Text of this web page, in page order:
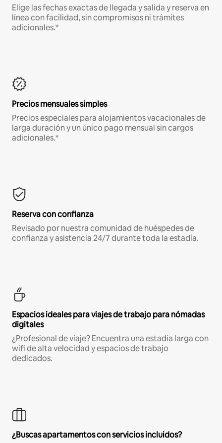
Elige las fechas exactas de llegada y salida y reserva en
línea con facilidad, sin compromisos ni trámites
adicionales.*
Precios mensuales simples
Precios especiales para alojamientos vacacionales de
larga duración y un único pago mensual sin cargos
adicionales.*
Reserva con confianza
Revisado por nuestra comunidad de huéspedes de
confianza y asistencia 24/7 durante toda la estadía.
Espacios ideales para viajes de trabajo para nómadas
digitales
¿Profesional de viaje? Encuentra una estadía larga con
wifi de alta velocidad y espacios de trabajo
dedicados.
¿Buscas apartamentos con servicios incluidos?